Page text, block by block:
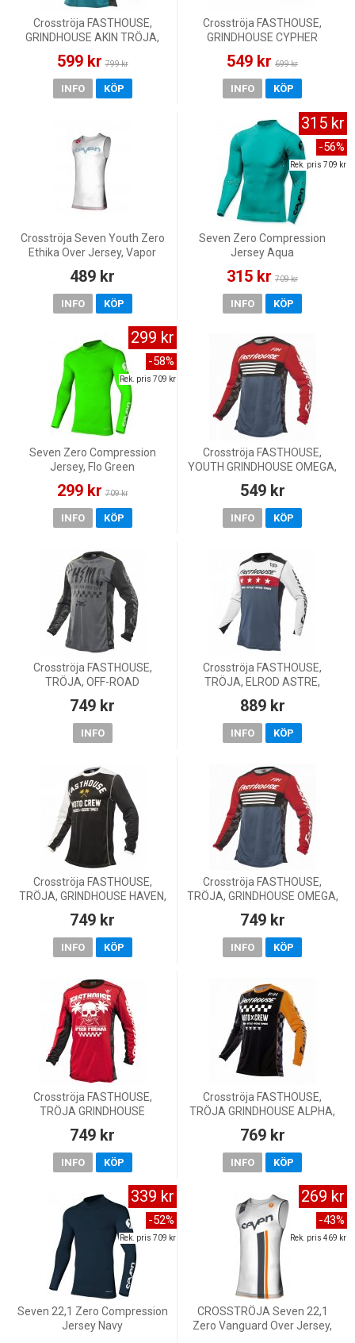
Crosströja FASTHOUSE,
GRINDHOUSE AKIN TRÖJA,
599 kr 799 kr
INFO KÖP
Crosströja FASTHOUSE,
GRINDHOUSE CYPHER
549 kr 699 kr
INFO KÖP
Crosströja Seven Youth Zero
Ethika Over Jersey, Vapor
489 kr
INFO KÖP
Seven Zero Compression
Jersey Aqua
315 kr 709 kr
315 kr
-56%
Rek. pris 709 kr
INFO KÖP
Seven Zero Compression
Jersey, Flo Green
299 kr 709 kr
299 kr
-58%
Rek. pris 709 kr
INFO KÖP
Crosströja FASTHOUSE,
YOUTH GRINDHOUSE OMEGA,
549 kr
INFO KÖP
Crosströja FASTHOUSE,
TRÖJA, OFF-ROAD
VUXEN, SVART/GRÅ
749 kr
INFO
Crosströja FASTHOUSE,
TRÖJA, ELROD ASTRE,
889 kr
INFO KÖP
Crosströja FASTHOUSE,
TRÖJA, GRINDHOUSE HAVEN,
VUXEN, SVART/VIT
749 kr
INFO KÖP
Crosströja FASTHOUSE,
TRÖJA, GRINDHOUSE OMEGA,
VUXEN, VIT/RÖD/BLÅ
749 kr
INFO KÖP
Crosströja FASTHOUSE,
TRÖJA GRINDHOUSE
749 kr
INFO KÖP
Crosströja FASTHOUSE,
TRÖJA GRINDHOUSE ALPHA,
769 kr
INFO KÖP
Seven 22,1 Zero Compression
Jersey Navy
339 kr
-52%
Rek. pris 709 kr
CROSSTRÖJA Seven 22,1
Zero Vanguard Over Jersey,
269 kr
-43%
Rek. pris 469 kr